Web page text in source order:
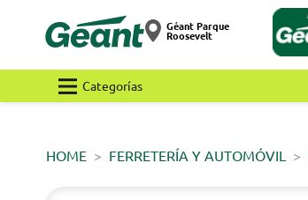
Géant Parque
Roosevelt
Categorías
HOME FERRETERÍA Y AUTOMÓVIL